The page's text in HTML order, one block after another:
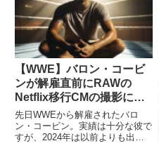
されてその場を去ったとされてい
ますが、実際に彼は何をしてい
た...
【WWE】バロン・コービ
ンが解雇直前にRAWの
Netflix移行CMの撮影に参
加していたことが明らか
に。ファンからの支援にも
感謝
先日WWEから解雇されたバロ
ン・コービン。実績は十分な彼で
すが、2024年は以前よりも出番